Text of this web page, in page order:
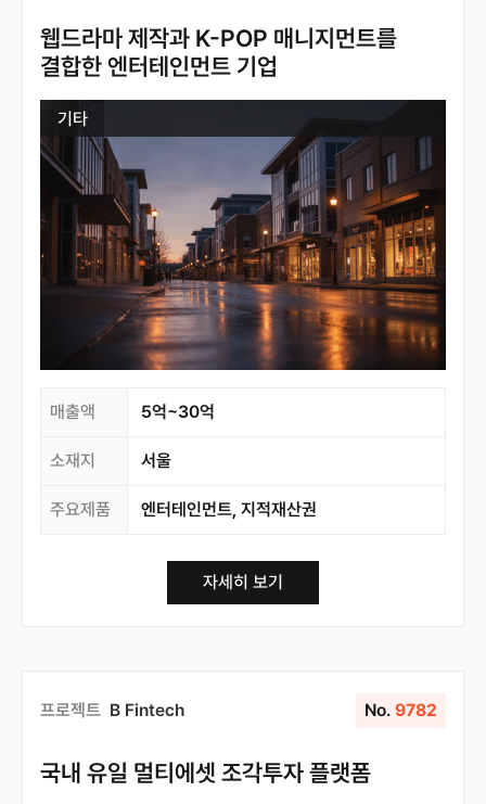
웹드라마 제작과 K-POP 매니지먼트를
결합한 엔터테인먼트 기업
기타
매출액 5억~30억
소재지 서울
주요제품 엔터테인먼트, 지적재산권
자세히 보기
프로젝트 B Fintech No. 9782
국내 유일 멀티에셋 조각투자 플랫폼